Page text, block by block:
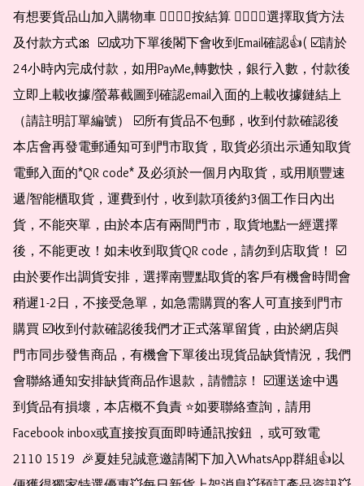
有想要貨品山加入購物車 👉🏻👉🏻按結算 👉🏻👉🏻選擇取貨方法
及付款方式🎀  ☑️成功下單後閣下會收到Email確認👍( ☑️請於
24小時內完成付款，如用PayMe,轉數快，銀行入數，付款後
立即上載收據/螢幕截圖到確認email入面的上載收據鏈結上
（請註明訂單編號） ☑️所有貨品不包郵，收到付款確認後
本店會再發電郵通知可到門市取貨，取貨必須出示通知取貨
電郵入面的*QR code* 及必須於一個月內取貨，或用順豐速
遞/智能櫃取貨，運費到付，收到款項後約3個工作日內出
貨，不能夾單，由於本店有兩間門市，取貨地點一經選擇
後，不能更改！如未收到取貨QR code，請勿到店取貨！ ☑️
由於要作出調貨安排，選擇南豐點取貨的客戶有機會時間會
稍遲1-2日，不接受急單，如急需購買的客人可直接到門市
購買 ☑️收到付款確認後我們才正式落單留貨，由於網店與
門市同步發售商品，有機會下單後出現貨品缺貨情況，我們
會聯絡通知安排缺貨商品作退款，請體諒！ ☑️運送途中遇
到貨品有損壞，本店概不負責 ⭐️如要聯絡查詢，請用
Facebook inbox或直接按頁面即時通訊按鈕 ，或可致電
2110 1519  🎉夏娃兒誠意邀請閣下加入WhatsApp群組👍以